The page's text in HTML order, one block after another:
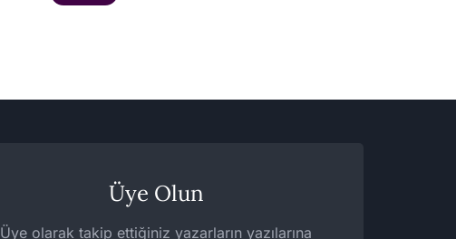
Üye Olun
Üye olarak takip ettiğiniz yazarların yazılarına